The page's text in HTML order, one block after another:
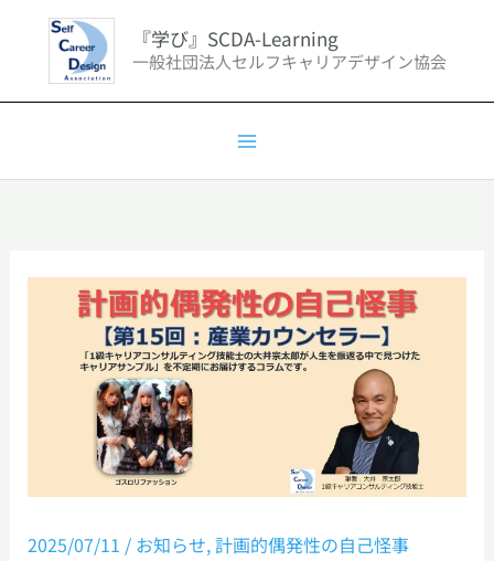
ス
『学び』SCDA-Learning
一般社団法人セルフキャリアデザイン協会
2025/07/11 / お知らせ,計画的偶発性の自己怪事